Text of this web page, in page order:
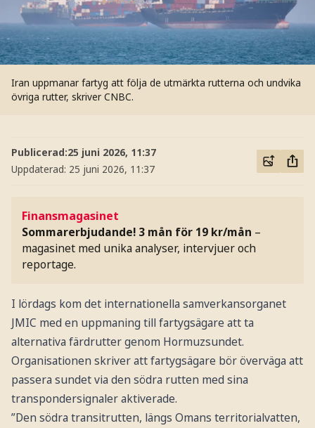
Iran uppmanar fartyg att följa de utmärkta rutterna och undvika
övriga rutter, skriver CNBC.
Publicerad:25 juni 2026, 11:37
Uppdaterad: 25 juni 2026, 11:37
Finansmagasinet
Sommarerbjudande! 3 mån för 19 kr/mån –
magasinet med unika analyser, intervjuer och
reportage.
I lördags kom det internationella samverkansorganet
JMIC med en uppmaning till fartygsägare att ta
alternativa färdrutter genom Hormuzsundet.
Organisationen skriver att fartygsägare bör överväga att
passera sundet via den södra rutten med sina
transpondersignaler aktiverade.
”Den södra transitrutten, längs Omans territorialvatten,